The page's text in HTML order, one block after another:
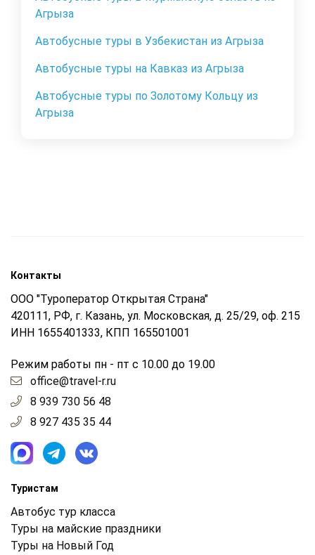
Агрыза
Автобусные туры в Узбекистан из Агрыза
Автобусные туры на Кавказ из Агрыза
Автобусные туры по Золотому Кольцу из
Агрыза
Контакты
ООО "Туроператор Открытая Страна"
420111, РФ, г. Казань, ул. Московская, д. 25/29, оф. 215
ИНН 1655401333, КПП 165501001
Режим работы пн - пт с 10.00 до 19.00
office@travel-r.ru
8 939 730 56 48
8 927 435 35 44
Туристам
Автобус тур класса
Туры на майские праздники
Туры на Новый Год